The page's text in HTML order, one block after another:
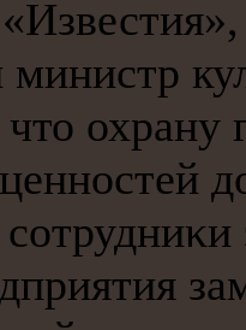
министр
охрану